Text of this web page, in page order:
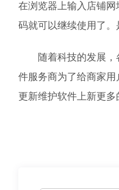
在浏览器上输入店铺
码就可以继续使用了。
随着科技的发展，
件服务商为了给商家
更新维护软件上新更多